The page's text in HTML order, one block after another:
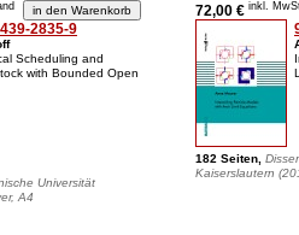
2835-9
Scheduling and
with Bounded Open
Universität
A4
72,00 € inkl.
182 Seiten,
Kaiserslautern